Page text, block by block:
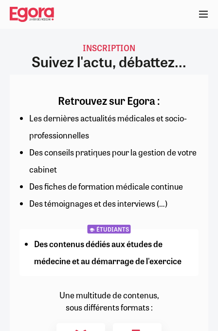
Aller
contenu
INSCRIPTION
Suivez l'actu, débattez...
Retrouvez sur Egora :
Les dernières actualités médicales et socio-
professionnelles
Des conseils pratiques pour la gestion de votre
cabinet
Des fiches de formation médicale continue
Des témoignages et des interviews (…)
ÉTUDIANTS
Des contenus dédiés aux études de
médecine et au démarrage de l'exercice
Une multitude de contenus,
sous différents formats :